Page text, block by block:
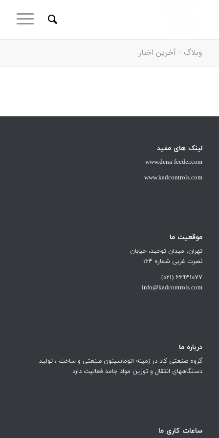
وبلاگ - آخرین اخبار
لینک های مفید
www.dena-feeder.com
www.kadcontrols.com
موقعیت ما
تهران، میدان توحید، خیابان
نصرت غربی شماره 164
66931077 (021)
info@kadcontrols.com
درباره ما
گروه صنعتی کاد در زمینه اتوماسینون صنعتی و ساخت ، تولید
دستگاههای انتقال و توزین مواد جامد فعالیت دارد
ساعات کاری ما